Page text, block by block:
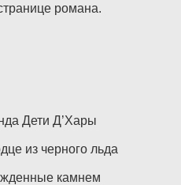
романа.
Дети Д’Хары
из черного льда
камнем